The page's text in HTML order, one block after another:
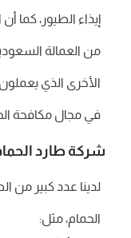
إيذاء الطيور، كما
من العمالة
الأخرى الذي
في مجال مكافحة
شركة طارد
لدينا عدد كبير من
الحمام، مثل: